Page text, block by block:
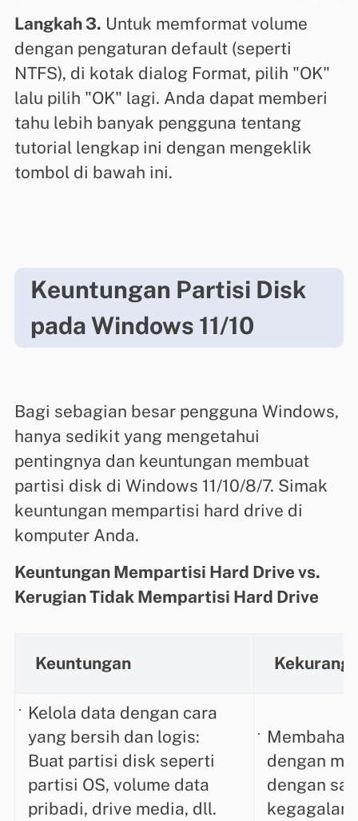
Langkah 3. Untuk memformat volume
dengan pengaturan default (seperti
NTFS), di kotak dialog Format, pilih "OK"
lalu pilih "OK" lagi. Anda dapat memberi
tahu lebih banyak pengguna tentang
tutorial lengkap ini dengan mengeklik
tombol di bawah ini.
Keuntungan Partisi Disk
pada Windows 11/10
Bagi sebagian besar pengguna Windows,
hanya sedikit yang mengetahui
pentingnya dan keuntungan membuat
partisi disk di Windows 11/10/8/7. Simak
keuntungan mempartisi hard drive di
komputer Anda.
Keuntungan Mempartisi Hard Drive vs.
Kerugian Tidak Mempartisi Hard Drive
Keuntungan
Kelola data dengan cara
yang bersih dan logis:
Buat partisi disk seperti
partisi OS, volume data
pribadi, drive media, dll.
dengan
dengan
kegagalan